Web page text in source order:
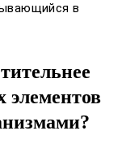
в
элементов